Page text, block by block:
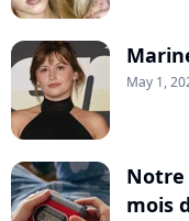
May 1,
Notre
mois